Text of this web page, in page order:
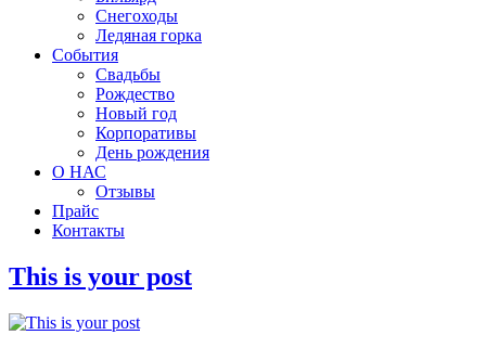
Снегоходы
Ледяная горка
События
Свадьбы
Рождество
Новый год
Корпоративы
День рождения
О НАС
Отзывы
Прайс
Контакты
This is your post